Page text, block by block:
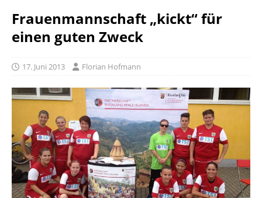
Frauenmannschaft „kickt“ für
einen guten Zweck
17. Juni 2013 Florian Hofmann